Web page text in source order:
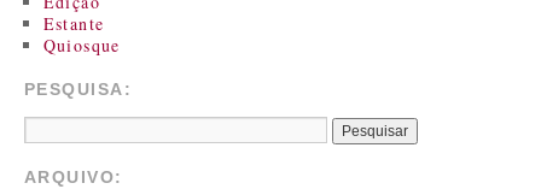
Estante
Quiosque
PESQUISA:
ARQUIVO: